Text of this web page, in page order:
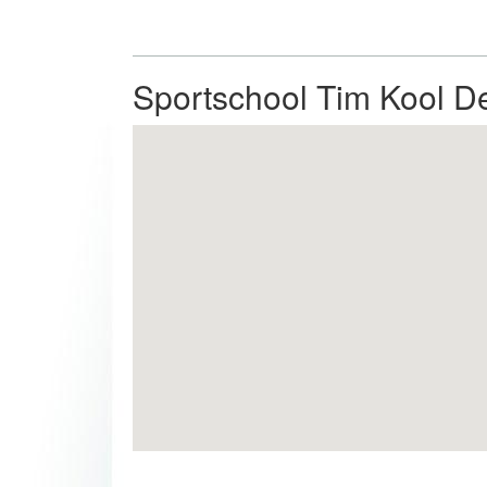
Sportschool Tim Kool